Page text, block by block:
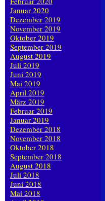
Januar 2020
Dezember 2019
November 2019
Oktober 2019
September 2019
August 2019
Juli 2019
Juni 2019
Mai 2019
April 2019
März 2019
Februar 2019
Januar 2019
Dezember 2018
November 2018
Oktober 2018
September 2018
August 2018
Juli 2018
Juni 2018
Mai 2018